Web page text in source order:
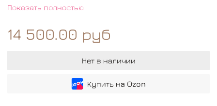
Золото.Выгодный формат для приобретения.
пигментов для татуажа входят высококачественные
красители, обеспечивающие яркий и насыщенный
первоначальный оттенок на протяжении
длительного времени, что гарантирует стойкость
Показать полностью
14 500.00 руб
Нет в наличии
Купить на Ozon